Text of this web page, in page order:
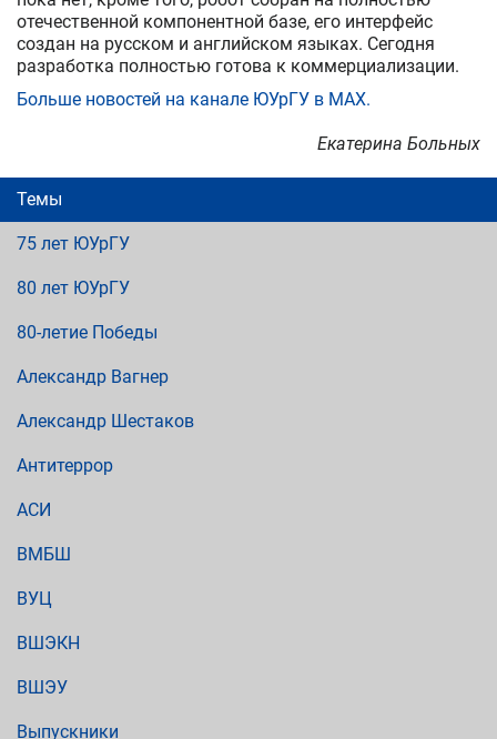
отечественной компонентной базе, его интерфейс
создан на русском и английском языках. Сегодня
разработка полностью готова к коммерциализации.
Больше новостей на канале ЮУрГУ в МАХ.
Екатерина Больных
Темы
75 лет ЮУрГУ
80 лет ЮУрГУ
80-летие Победы
Александр Вагнер
Александр Шестаков
Антитеррор
АСИ
ВМБШ
ВУЦ
ВШЭКН
ВШЭУ
Выпускники